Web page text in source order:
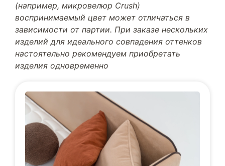
(например, микровелюр Crush)
воспринимаемый цвет может отличаться в
зависимости от партии. При заказе нескольких
изделий для идеального совпадения оттенков
настоятельно рекомендуем приобретать
изделия одновременно